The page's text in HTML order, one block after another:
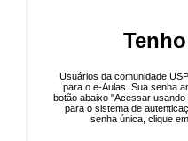
Usuários da comunidade
para o e-Aulas. Sua senha
botão abaixo "Acessar
para o sistema de
senha única, clique